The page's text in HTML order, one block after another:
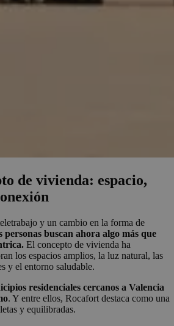
de vivienda: espacio,
y un cambio en la forma de
personas buscan ahora algo más que
El concepto de vivienda ha
los espacios amplios, la luz natural, las
y el entorno saludable.
residenciales cercanos a Valencia
. Y entre ellos, Rocafort destaca como una
y equilibradas.